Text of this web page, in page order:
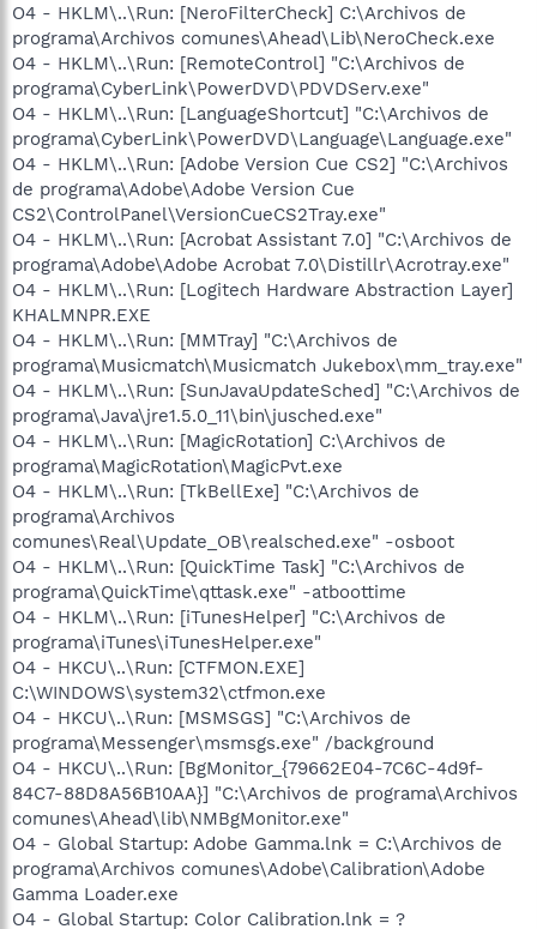
O4 - HKLM\..\Run: [NeroFilterCheck] C:\Archivos de
programa\Archivos comunes\Ahead\Lib\NeroCheck.exe
O4 - HKLM\..\Run: [RemoteControl] "C:\Archivos de
programa\CyberLink\PowerDVD\PDVDServ.exe"
O4 - HKLM\..\Run: [LanguageShortcut] "C:\Archivos de
programa\CyberLink\PowerDVD\Language\Language.exe"
O4 - HKLM\..\Run: [Adobe Version Cue CS2] "C:\Archivos
de programa\Adobe\Adobe Version Cue
CS2\ControlPanel\VersionCueCS2Tray.exe"
O4 - HKLM\..\Run: [Acrobat Assistant 7.0] "C:\Archivos de
programa\Adobe\Adobe Acrobat 7.0\Distillr\Acrotray.exe"
O4 - HKLM\..\Run: [Logitech Hardware Abstraction Layer]
KHALMNPR.EXE
O4 - HKLM\..\Run: [MMTray] "C:\Archivos de
programa\Musicmatch\Musicmatch Jukebox\mm_tray.exe"
O4 - HKLM\..\Run: [SunJavaUpdateSched] "C:\Archivos de
programa\Java\jre1.5.0_11\bin\jusched.exe"
O4 - HKLM\..\Run: [MagicRotation] C:\Archivos de
programa\MagicRotation\MagicPvt.exe
O4 - HKLM\..\Run: [TkBellExe] "C:\Archivos de
programa\Archivos
comunes\Real\Update_OB\realsched.exe" -osboot
O4 - HKLM\..\Run: [QuickTime Task] "C:\Archivos de
programa\QuickTime\qttask.exe" -atboottime
O4 - HKLM\..\Run: [iTunesHelper] "C:\Archivos de
programa\iTunes\iTunesHelper.exe"
O4 - HKCU\..\Run: [CTFMON.EXE]
C:\WINDOWS\system32\ctfmon.exe
O4 - HKCU\..\Run: [MSMSGS] "C:\Archivos de
programa\Messenger\msmsgs.exe" /background
O4 - HKCU\..\Run: [BgMonitor_{79662E04-7C6C-4d9f-
84C7-88D8A56B10AA}] "C:\Archivos de programa\Archivos
comunes\Ahead\lib\NMBgMonitor.exe"
O4 - Global Startup: Adobe Gamma.lnk = C:\Archivos de
programa\Archivos comunes\Adobe\Calibration\Adobe
Gamma Loader.exe
O4 - Global Startup: Color Calibration.lnk = ?